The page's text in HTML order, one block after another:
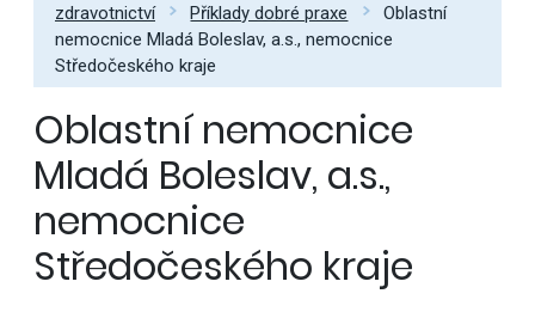
zdravotnictví
Příklady dobré praxe
Oblastní
nemocnice Mladá Boleslav, a.s., nemocnice
Středočeského kraje
Oblastní nemocnice
Mladá Boleslav, a.s.,
nemocnice
Středočeského kraje